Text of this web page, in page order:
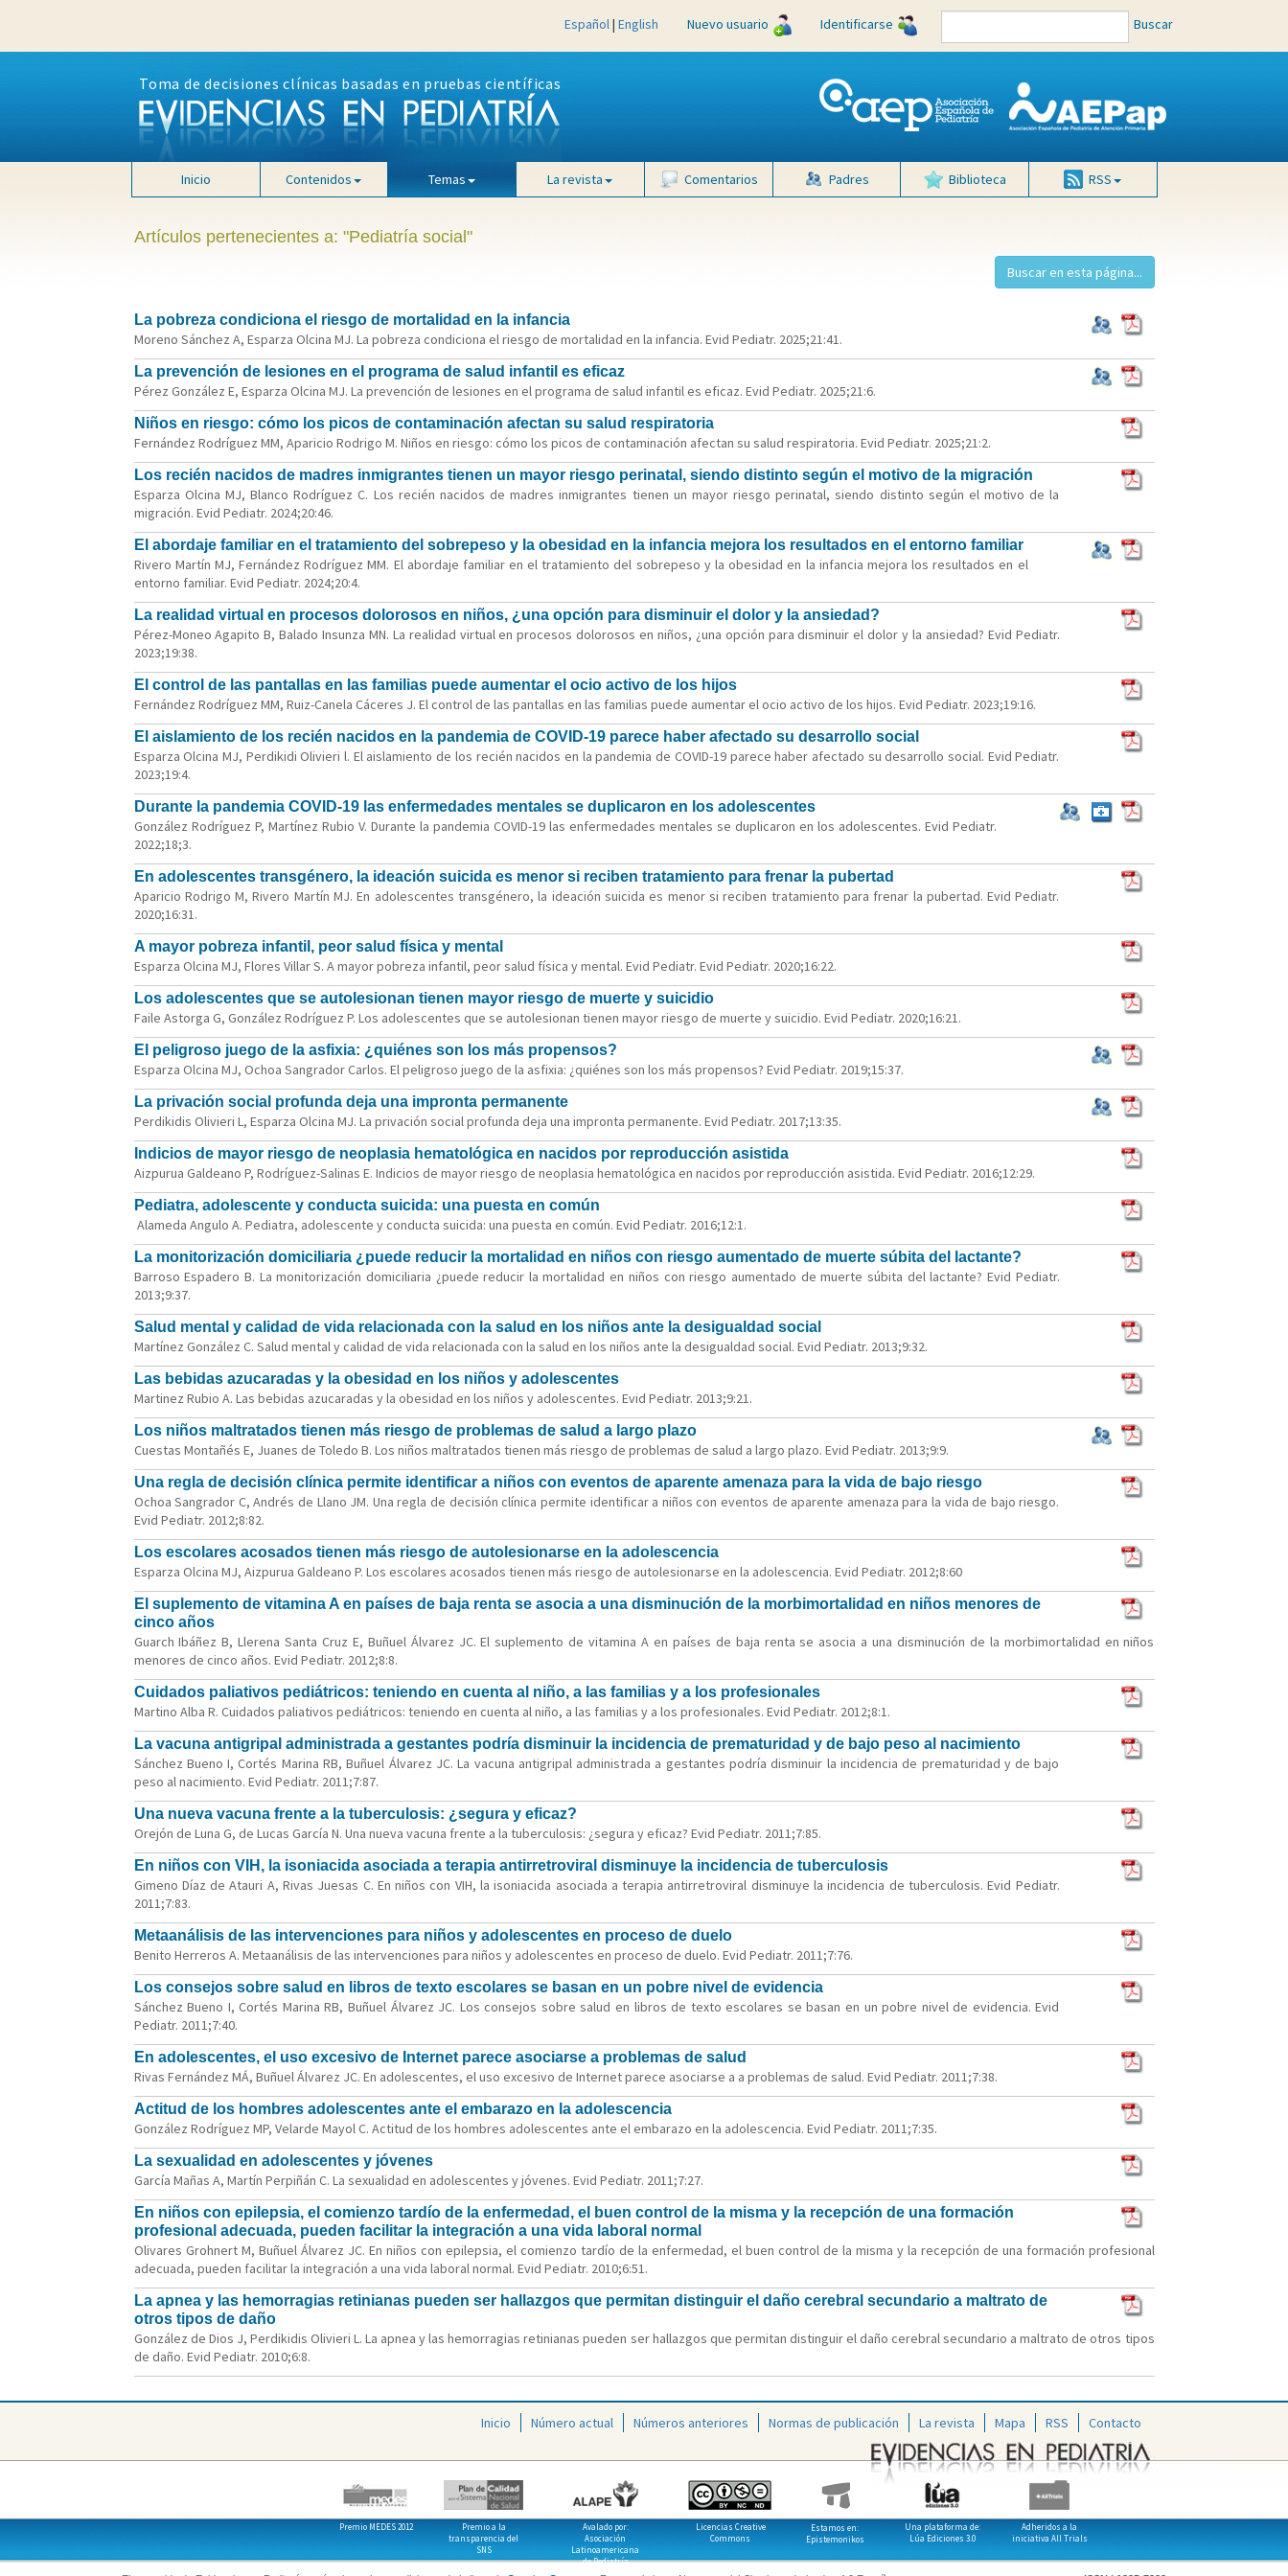
Español| English Nuevo usuario Identificarse Buscar
Toma de decisiones clínicas basadas en pruebas científicas
Inicio Contenidos Temas La revista Comentarios Padres Biblioteca RSS
Artículos pertenecientes a: "Pediatría social"
La pobreza condiciona el riesgo de mortalidad en la infancia
Moreno Sánchez A, Esparza Olcina MJ. La pobreza condiciona el riesgo de mortalidad en la infancia. Evid Pediatr. 2025;21:41.
La prevención de lesiones en el programa de salud infantil es eficaz
Pérez González E, Esparza Olcina MJ. La prevención de lesiones en el programa de salud infantil es eficaz. Evid Pediatr. 2025;21:6.
Niños en riesgo: cómo los picos de contaminación afectan su salud respiratoria
Fernández Rodríguez MM, Aparicio Rodrigo M. Niños en riesgo: cómo los picos de contaminación afectan su salud respiratoria. Evid Pediatr. 2025;21:2.
Los recién nacidos de madres inmigrantes tienen un mayor riesgo perinatal, siendo distinto según el motivo de la migración
Esparza Olcina MJ, Blanco Rodríguez C. Los recién nacidos de madres inmigrantes tienen un mayor riesgo perinatal, siendo distinto según el motivo de la
migración. Evid Pediatr. 2024;20:46.
El abordaje familiar en el tratamiento del sobrepeso y la obesidad en la infancia mejora los resultados en el entorno familiar
Rivero Martín MJ, Fernández Rodríguez MM. El abordaje familiar en el tratamiento del sobrepeso y la obesidad en la infancia mejora los resultados en el
entorno familiar. Evid Pediatr. 2024;20:4.
La realidad virtual en procesos dolorosos en niños, ¿una opción para disminuir el dolor y la ansiedad?
Pérez-Moneo Agapito B, Balado Insunza MN. La realidad virtual en procesos dolorosos en niños, ¿una opción para disminuir el dolor y la ansiedad? Evid Pediatr.
2023;19:38.
El control de las pantallas en las familias puede aumentar el ocio activo de los hijos
Fernández Rodríguez MM, Ruiz-Canela Cáceres J. El control de las pantallas en las familias puede aumentar el ocio activo de los hijos. Evid Pediatr. 2023;19:16.
El aislamiento de los recién nacidos en la pandemia de COVID-19 parece haber afectado su desarrollo social
Esparza Olcina MJ, Perdikidi Olivieri l. El aislamiento de los recién nacidos en la pandemia de COVID-19 parece haber afectado su desarrollo social. Evid Pediatr.
2023;19:4.
Durante la pandemia COVID-19 las enfermedades mentales se duplicaron en los adolescentes
González Rodríguez P, Martínez Rubio V. Durante la pandemia COVID-19 las enfermedades mentales se duplicaron en los adolescentes. Evid Pediatr.
2022;18;3.
En adolescentes transgénero, la ideación suicida es menor si reciben tratamiento para frenar la pubertad
Aparicio Rodrigo M, Rivero Martín MJ. En adolescentes transgénero, la ideación suicida es menor si reciben tratamiento para frenar la pubertad. Evid Pediatr.
2020;16:31.
A mayor pobreza infantil, peor salud física y mental
Esparza Olcina MJ, Flores Villar S. A mayor pobreza infantil, peor salud física y mental. Evid Pediatr. Evid Pediatr. 2020;16:22.
Los adolescentes que se autolesionan tienen mayor riesgo de muerte y suicidio
Faile Astorga G, González Rodríguez P. Los adolescentes que se autolesionan tienen mayor riesgo de muerte y suicidio. Evid Pediatr. 2020;16:21.
El peligroso juego de la asfixia: ¿quiénes son los más propensos?
Esparza Olcina MJ, Ochoa Sangrador Carlos. El peligroso juego de la asfixia: ¿quiénes son los más propensos? Evid Pediatr. 2019;15:37.
La privación social profunda deja una impronta permanente
Perdikidis Olivieri L, Esparza Olcina MJ. La privación social profunda deja una impronta permanente. Evid Pediatr. 2017;13:35.
Indicios de mayor riesgo de neoplasia hematológica en nacidos por reproducción asistida
Aizpurua Galdeano P, Rodríguez-Salinas E. Indicios de mayor riesgo de neoplasia hematológica en nacidos por reproducción asistida. Evid Pediatr. 2016;12:29.
Pediatra, adolescente y conducta suicida: una puesta en común
Alameda Angulo A. Pediatra, adolescente y conducta suicida: una puesta en común. Evid Pediatr. 2016;12:1.
La monitorización domiciliaria ¿puede reducir la mortalidad en niños con riesgo aumentado de muerte súbita del lactante?
Barroso Espadero B. La monitorización domiciliaria ¿puede reducir la mortalidad en niños con riesgo aumentado de muerte súbita del lactante? Evid Pediatr.
2013;9:37.
Salud mental y calidad de vida relacionada con la salud en los niños ante la desigualdad social
Martínez González C. Salud mental y calidad de vida relacionada con la salud en los niños ante la desigualdad social. Evid Pediatr. 2013;9:32.
Las bebidas azucaradas y la obesidad en los niños y adolescentes
Martinez Rubio A. Las bebidas azucaradas y la obesidad en los niños y adolescentes. Evid Pediatr. 2013;9:21.
Los niños maltratados tienen más riesgo de problemas de salud a largo plazo
Cuestas Montañés E, Juanes de Toledo B. Los niños maltratados tienen más riesgo de problemas de salud a largo plazo. Evid Pediatr. 2013;9:9.
Una regla de decisión clínica permite identificar a niños con eventos de aparente amenaza para la vida de bajo riesgo
Ochoa Sangrador C, Andrés de Llano JM. Una regla de decisión clínica permite identificar a niños con eventos de aparente amenaza para la vida de bajo riesgo.
Evid Pediatr. 2012;8:82.
Los escolares acosados tienen más riesgo de autolesionarse en la adolescencia
Esparza Olcina MJ, Aizpurua Galdeano P. Los escolares acosados tienen más riesgo de autolesionarse en la adolescencia. Evid Pediatr. 2012;8:60
El suplemento de vitamina A en países de baja renta se asocia a una disminución de la morbimortalidad en niños menores de
cinco años
Guarch Ibáñez B, Llerena Santa Cruz E, Buñuel Álvarez JC. El suplemento de vitamina A en países de baja renta se asocia a una disminución de la morbimortalidad en niños
menores de cinco años. Evid Pediatr. 2012;8:8.
Cuidados paliativos pediátricos: teniendo en cuenta al niño, a las familias y a los profesionales
Martino Alba R. Cuidados paliativos pediátricos: teniendo en cuenta al niño, a las familias y a los profesionales. Evid Pediatr. 2012;8:1.
La vacuna antigripal administrada a gestantes podría disminuir la incidencia de prematuridad y de bajo peso al nacimiento
Sánchez Bueno I, Cortés Marina RB, Buñuel Álvarez JC. La vacuna antigripal administrada a gestantes podría disminuir la incidencia de prematuridad y de bajo
peso al nacimiento. Evid Pediatr. 2011;7:87.
Una nueva vacuna frente a la tuberculosis: ¿segura y eficaz?
Orejón de Luna G, de Lucas García N. Una nueva vacuna frente a la tuberculosis: ¿segura y eficaz? Evid Pediatr. 2011;7:85.
En niños con VIH, la isoniacida asociada a terapia antirretroviral disminuye la incidencia de tuberculosis
Gimeno Díaz de Atauri A, Rivas Juesas C. En niños con VIH, la isoniacida asociada a terapia antirretroviral disminuye la incidencia de tuberculosis. Evid Pediatr.
2011;7:83.
Metaanálisis de las intervenciones para niños y adolescentes en proceso de duelo
Benito Herreros A. Metaanálisis de las intervenciones para niños y adolescentes en proceso de duelo. Evid Pediatr. 2011;7:76.
Los consejos sobre salud en libros de texto escolares se basan en un pobre nivel de evidencia
Sánchez Bueno I, Cortés Marina RB, Buñuel Álvarez JC. Los consejos sobre salud en libros de texto escolares se basan en un pobre nivel de evidencia. Evid
Pediatr. 2011;7:40.
En adolescentes, el uso excesivo de Internet parece asociarse a problemas de salud
Rivas Fernández MÁ, Buñuel Álvarez JC. En adolescentes, el uso excesivo de Internet parece asociarse a a problemas de salud. Evid Pediatr. 2011;7:38.
Actitud de los hombres adolescentes ante el embarazo en la adolescencia
González Rodríguez MP, Velarde Mayol C. Actitud de los hombres adolescentes ante el embarazo en la adolescencia. Evid Pediatr. 2011;7:35.
La sexualidad en adolescentes y jóvenes
García Mañas A, Martín Perpiñán C. La sexualidad en adolescentes y jóvenes. Evid Pediatr. 2011;7:27.
En niños con epilepsia, el comienzo tardío de la enfermedad, el buen control de la misma y la recepción de una formación
profesional adecuada, pueden facilitar la integración a una vida laboral normal
Olivares Grohnert M, Buñuel Álvarez JC. En niños con epilepsia, el comienzo tardío de la enfermedad, el buen control de la misma y la recepción de una formación profesional
adecuada, pueden facilitar la integración a una vida laboral normal. Evid Pediatr. 2010;6:51.
La apnea y las hemorragias retinianas pueden ser hallazgos que permitan distinguir el daño cerebral secundario a maltrato de
otros tipos de daño
González de Dios J, Perdikidis Olivieri L. La apnea y las hemorragias retinianas pueden ser hallazgos que permitan distinguir el daño cerebral secundario a maltrato de otros tipos
de daño. Evid Pediatr. 2010;6:8.
Inicio Número actual Números anteriores Normas de publicación La revista Mapa RSS Contacto
Premio MEDES 2012
Premio a la
transparencia del
SNS
Avalado por:
Asociación
Latinoamericana
de Pediatría
Licencias Creative
Commons
Estamos en:
Epistemonikos
Una plataforma de:
Lúa Ediciones 3.0
Adheridos a la
iniciativa All Trials